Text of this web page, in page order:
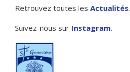
Retrouvez toutes les Actualités.
Suivez-nous sur Instagram.